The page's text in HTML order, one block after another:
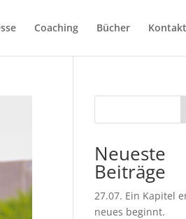
Coaching Bücher Kontakt
Neueste
Beiträge
27.07. Ein Kapitel
neues beginnt.